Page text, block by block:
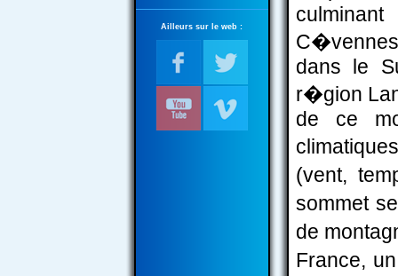
Ailleurs sur le web :
dans le
r�gion
de ce
(vent,
sommet
de
France,